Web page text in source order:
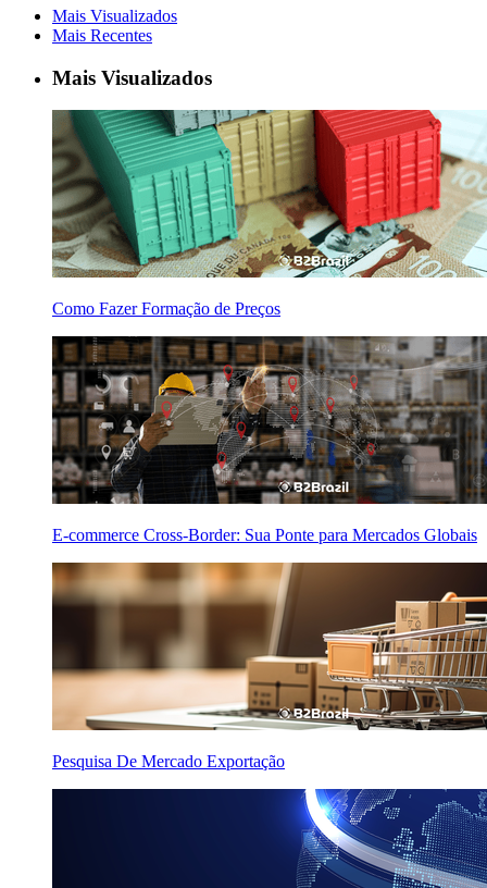
Mais Visualizados
Mais Recentes
Mais Visualizados
Como Fazer Formação de Preços
E-commerce Cross-Border: Sua Ponte para Mercados Globais
Pesquisa De Mercado Exportação